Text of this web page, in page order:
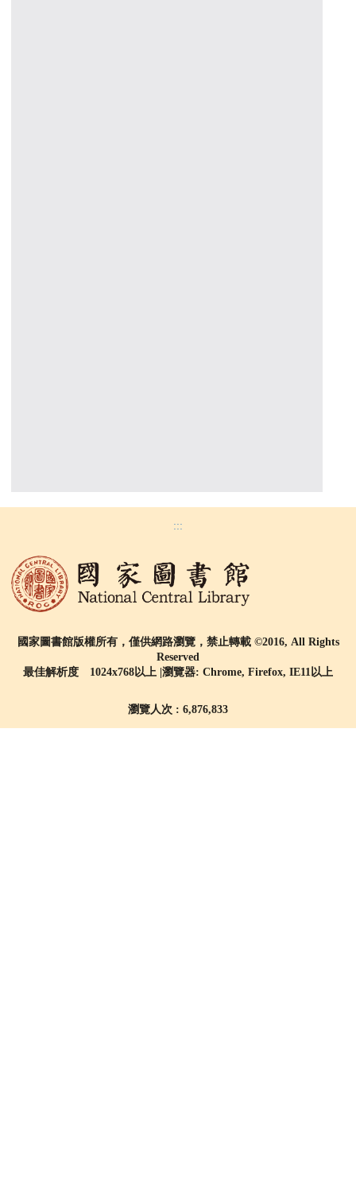
:::
國家圖書館版權所有，僅供網路瀏覽，禁止轉載 ©2016, All Rights
Reserved
最佳解析度 1024x768以上 |瀏覽器: Chrome, Firefox, IE11以上
瀏覽人次 : 6,876,833